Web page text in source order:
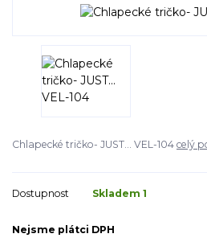
Chlapecké tričko- JUST... VEL-104 celý
Dostupnost Skladem 1
Nejsme plátci DPH